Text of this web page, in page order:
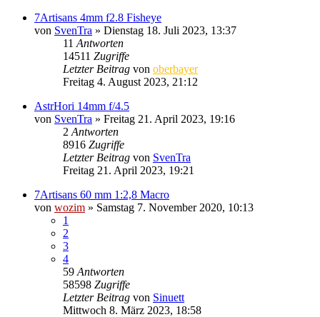
7Artisans 4mm f2.8 Fisheye
von SvenTra » Dienstag 18. Juli 2023, 13:37
11 Antworten
14511 Zugriffe
Letzter Beitrag von oberbayer
Freitag 4. August 2023, 21:12
AstrHori 14mm f/4.5
von SvenTra » Freitag 21. April 2023, 19:16
2 Antworten
8916 Zugriffe
Letzter Beitrag von SvenTra
Freitag 21. April 2023, 19:21
7Artisans 60 mm 1:2,8 Macro
von wozim » Samstag 7. November 2020, 10:13
1
2
3
4
59 Antworten
58598 Zugriffe
Letzter Beitrag von Sinuett
Mittwoch 8. März 2023, 18:58